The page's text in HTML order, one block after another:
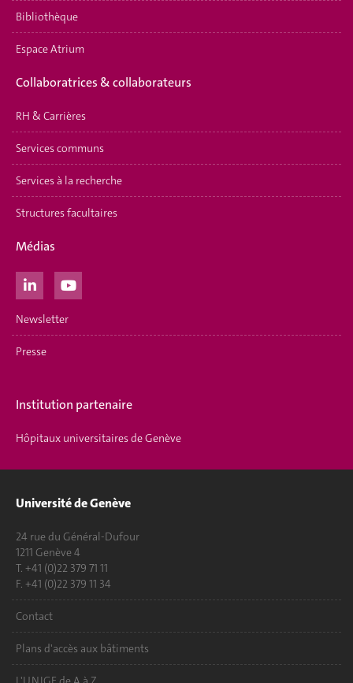
Bibliothèque
Espace Atrium
Collaboratrices & collaborateurs
RH & Carrières
Services communs
Services à la recherche
Structures facultaires
Médias
Newsletter
Presse
Institution partenaire
Hôpitaux universitaires de Genève
Université de Genève
24 rue du Général-Dufour
1211 Genève 4
T. +41 (0)22 379 71 11
F. +41 (0)22 379 11 34
Contact
Plans d'accès aux bâtiments